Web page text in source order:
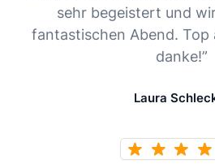
sehr begeistert und
fantastischen Abend. Top
danke!”
Laura